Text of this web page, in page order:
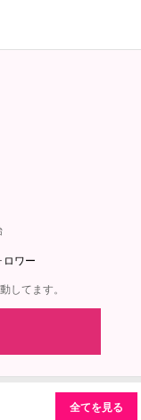
ロワー
してます。
全てを見る